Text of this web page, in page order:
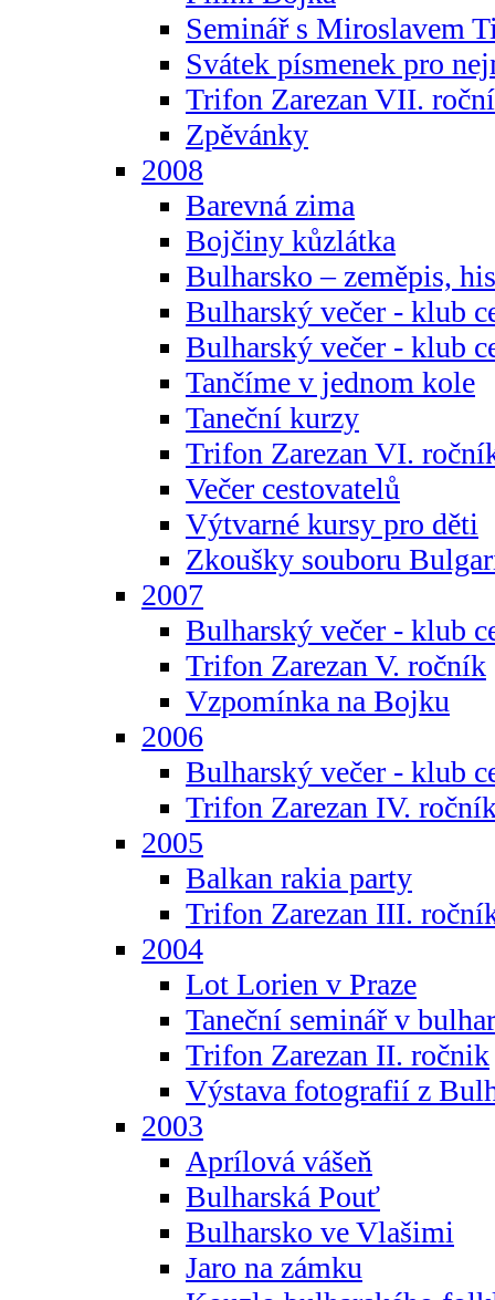
Seminář s Miroslavem
Svátek písmenek pro
Trifon Zarezan VII.
Zpěvánky
2008
Barevná zima
Bojčiny kůzlátka
Bulharsko – zeměpis,
Bulharský večer - klub
Bulharský večer - klub
Tančíme v jednom kole
Taneční kurzy
Trifon Zarezan VI.
Večer cestovatelů
Výtvarné kursy pro děti
Zkoušky souboru
2007
Bulharský večer - klub
Trifon Zarezan V. ročník
Vzpomínka na Bojku
2006
Bulharský večer - klub
Trifon Zarezan IV.
2005
Balkan rakia party
Trifon Zarezan III.
2004
Lot Lorien v Praze
Taneční seminář v
Trifon Zarezan II. ročnik
Výstava fotografií z
2003
Aprílová vášeň
Bulharská Pouť
Bulharsko ve Vlašimi
Jaro na zámku